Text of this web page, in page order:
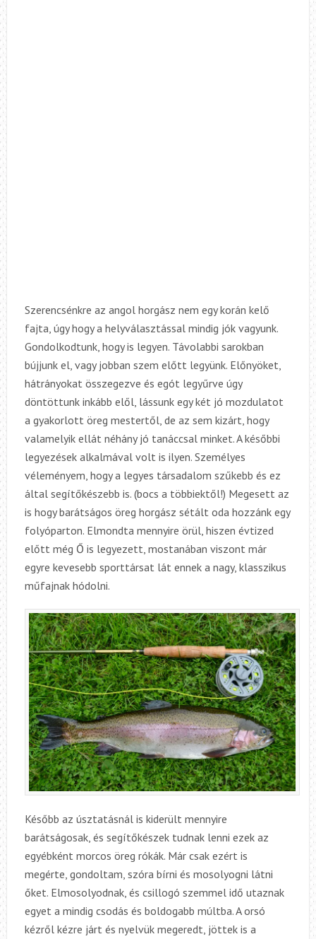
Szerencsénkre az angol horgász nem egy korán kelő
fajta, úgy hogy a helyválasztással mindig jók vagyunk.
Gondolkodtunk, hogy is legyen. Távolabbi sarokban
bújjunk el, vagy jobban szem előtt legyünk. Előnyöket,
hátrányokat összegezve és egót legyűrve úgy
döntöttunk inkább elől, lássunk egy két jó mozdulatot
a gyakorlott öreg mestertől, de az sem kizárt, hogy
valamelyik ellát néhány jó tanáccsal minket. A későbbi
legyezések alkalmával volt is ilyen. Személyes
véleményem, hogy a legyes társadalom szűkebb és ez
által segítőkészebb is. (bocs a többiektől!) Megesett az
is hogy barátságos öreg horgász sétált oda hozzánk egy
folyóparton. Elmondta mennyire örül, hiszen évtized
előtt még Ő is legyezett, mostanában viszont már
egyre kevesebb sporttársat lát ennek a nagy, klasszikus
műfajnak hódolni.
Később az úsztatásnál is kiderült mennyire
barátságosak, és segítőkészek tudnak lenni ezek az
egyébként morcos öreg rókák. Már csak ezért is
megérte, gondoltam, szóra bírni és mosolyogni látni
őket. Elmosolyodnak, és csillogó szemmel idő utaznak
egyet a mindig csodás és boldogabb múltba. A orsó
kézről kézre járt és nyelvük megeredt, jöttek is a